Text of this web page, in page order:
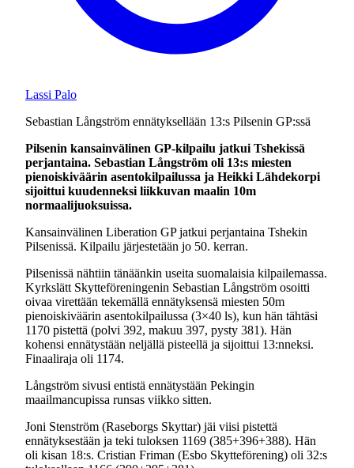
Lassi Palo
Sebastian Långström ennätyksellään 13:s Pilsenin GP:ssä
Pilsenin kansainvälinen GP-kilpailu jatkui Tshekissä
perjantaina. Sebastian Långström oli 13:s miesten
pienoiskiväärin asentokilpailussa ja Heikki Lähdekorpi
sijoittui kuudenneksi liikkuvan maalin 10m
normaalijuoksuissa.
Kansainvälinen Liberation GP jatkui perjantaina Tshekin
Pilsenissä. Kilpailu järjestetään jo 50. kerran.
Pilsenissä nähtiin tänäänkin useita suomalaisia kilpailemassa.
Kyrkslätt Skytteföreningenin Sebastian Långström osoitti
oivaa virettään tekemällä ennätyksensä miesten 50m
pienoiskiväärin asentokilpailussa (3×40 ls), kun hän tähtäsi
1170 pistettä (polvi 392, makuu 397, pysty 381). Hän
kohensi ennätystään neljällä pisteellä ja sijoittui 13:nneksi.
Finaaliraja oli 1174.
Långström sivusi entistä ennätystään Pekingin
maailmancupissa runsas viikko sitten.
Joni Stenström (Raseborgs Skyttar) jäi viisi pistettä
ennätyksestään ja teki tuloksen 1169 (385+396+388). Hän
oli kisan 18:s. Cristian Friman (Esbo Skytteförening) oli 32:s